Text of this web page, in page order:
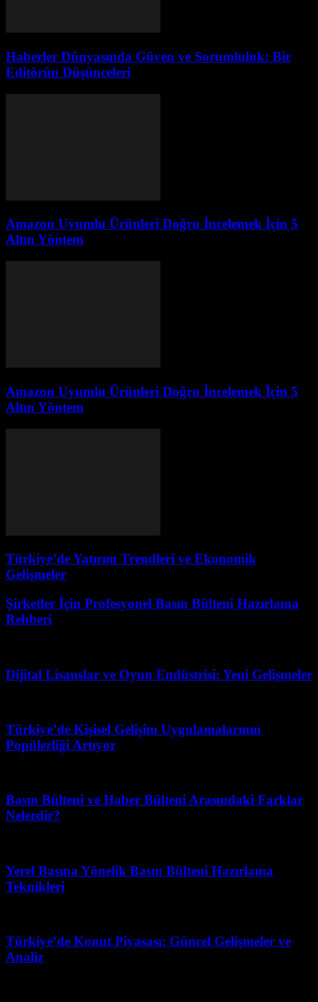
Haberler Dünyasında Güven ve Sorumluluk: Bir
Editörün Düşünceleri
Amazon Uyumlu Ürünleri Doğru İncelemek İçin 5
Altın Yöntem
Amazon Uyumlu Ürünleri Doğru İncelemek İçin 5
Altın Yöntem
Türkiye’de Yatırım Trendleri ve Ekonomik
Gelişmeler
Şirketler İçin Profesyonel Basın Bülteni Hazırlama
Rehberi
Dijital Lisanslar ve Oyun Endüstrisi: Yeni Gelişmeler
Türkiye’de Kişisel Gelişim Uygulamalarının
Popülerliği Artıyor
Basın Bülteni ve Haber Bülteni Arasındaki Farklar
Nelerdir?
Yerel Basına Yönelik Basın Bülteni Hazırlama
Teknikleri
Türkiye’de Konut Piyasası: Güncel Gelişmeler ve
Analiz